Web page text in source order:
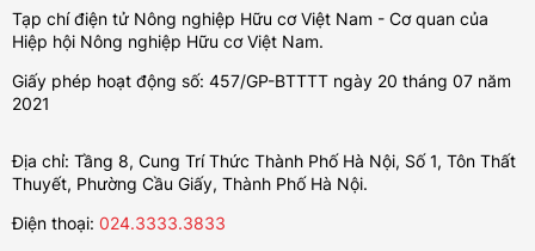
Tạp chí điện tử Nông nghiệp Hữu cơ Việt Nam - Cơ quan của
Hiệp hội Nông nghiệp Hữu cơ Việt Nam.
Giấy phép hoạt động số: 457/GP-BTTTT ngày 20 tháng 07 năm
2021
Địa chỉ: Tầng 8, Cung Trí Thức Thành Phố Hà Nội, Số 1, Tôn Thất
Thuyết, Phường Cầu Giấy, Thành Phố Hà Nội.
Điện thoại: 024.3333.3833